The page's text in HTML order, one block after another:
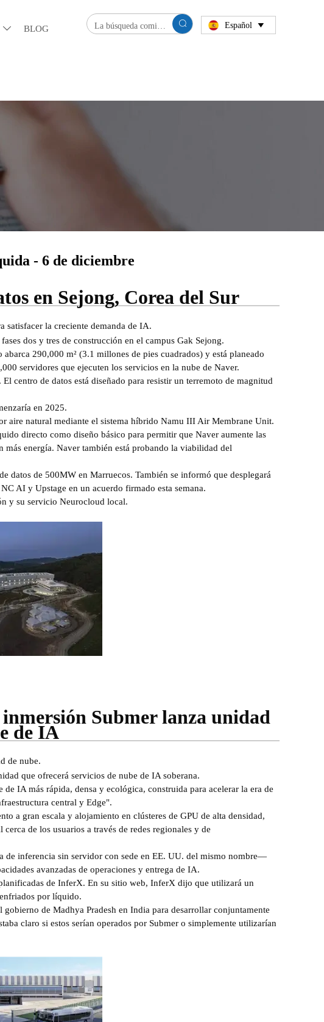
 BLOG  Español 
- 6 de diciembre
en Sejong, Corea del Sur
satisfacer la creciente demanda de IA.
dos y tres de construcción en el campus Gak Sejong.
290,000 m² (3.1 millones de pies cuadrados) y está planeado
servidores que ejecuten los servicios en la nube de Naver.
centro de datos está diseñado para resistir un terremoto de magnitud
en 2025.
aire natural mediante el sistema híbrido Namu III Air Membrane Unit.
directo como diseño básico para permitir que Naver aumente las
más energía. Naver también está probando la viabilidad del
datos de 500MW en Marruecos. También se informó que desplegará
AI y Upstage en un acuerdo firmado esta semana.
y su servicio Neurocloud local.
Submer lanza unidad
de IA
de nube.
que ofrecerá servicios de nube de IA soberana.
IA más rápida, densa y ecológica, construida para acelerar la era de
central y Edge".
a gran escala y alojamiento en clústeres de GPU de alta densidad,
de los usuarios a través de redes regionales y de
inferencia sin servidor con sede en EE. UU. del mismo nombre—
avanzadas de operaciones y entrega de IA.
de InferX. En su sitio web, InferX dijo que utilizará un
por líquido.
de Madhya Pradesh en India para desarrollar conjuntamente
claro si estos serían operados por Submer o simplemente utilizarían